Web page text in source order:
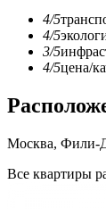
4/5
4/5
3/5
4/5цена/
Москва, Фили-
Все квартиры